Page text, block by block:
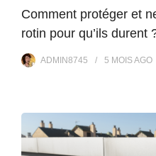
Comment protéger et
rotin pour qu’ils durent
ADMIN8745 5 MOISAGO